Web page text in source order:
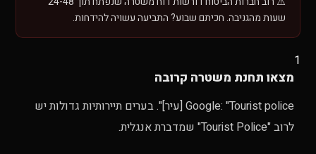
שעות מהגניבה. חכיתם שבוע? התביעה עשויה להידחות.
1
מצאו תחנת משטרה קרובה
Google: "Tourist police [עיר]". בערים תיירותיות גדולות יש
לרוב "Tourist Police" שמדברת אנגלית.